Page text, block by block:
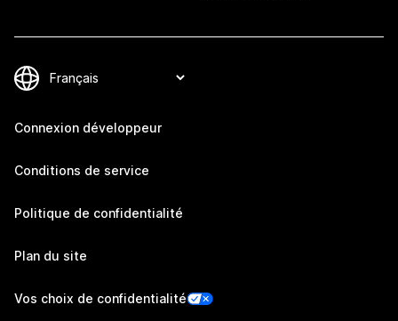
Connexion développeur
Conditions de service
Politique de confidentialité
Plan du site
Vos choix de confidentialité